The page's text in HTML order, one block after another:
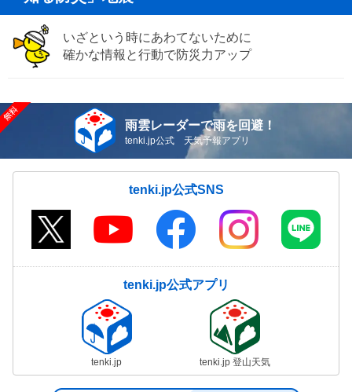
いざという時にあわてないために
確かな情報と行動で防災力アップ
雨雲レーダーで雨を回避！
tenki.jp公式 天気予報アプリ
tenki.jp公式SNS
tenki.jp公式アプリ
tenki.jp tenki.jp 登山天気